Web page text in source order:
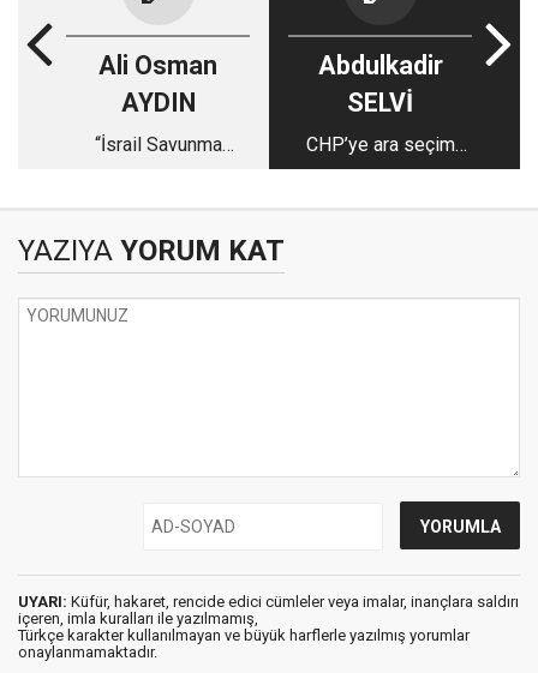
Ali Osman
AYDIN
“İsrail Savunma
Abdulkadir
SELVİ
CHP’ye ara seçim
sürprizi hazırlanıyor
YAZIYA YORUM KAT
UYARI: Küfür, hakaret, rencide edici cümleler veya imalar, inançlara saldırı
içeren, imla kuralları ile yazılmamış,
Türkçe karakter kullanılmayan ve büyük harflerle yazılmış yorumlar
onaylanmamaktadır.